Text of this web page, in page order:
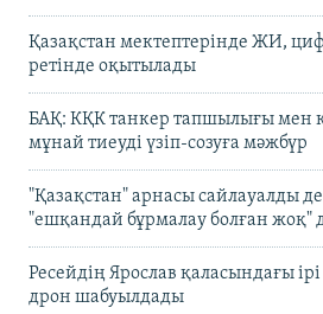
Қазақстан мектептерінде ЖИ,
ретінде оқытылады
БАҚ: КҚК танкер тапшылығы мен
мұнай тиеуді үзіп-созуға мәжбүр
"Қазақстан" арнасы сайлауалды
"ешқандай бұрмалау болған жоқ"
Ресейдің Ярослав қаласындағы
дрон шабуылдады